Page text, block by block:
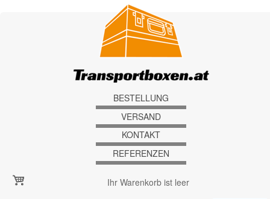
BESTELLUNG
VERSAND
KONTAKT
REFERENZEN
Ihr Warenkorb ist leer